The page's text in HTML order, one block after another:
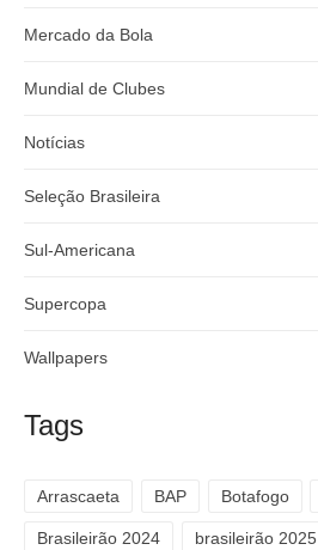
Mercado da Bola
Mundial de Clubes
Notícias
Seleção Brasileira
Sul-Americana
Supercopa
Wallpapers
Tags
Arrascaeta BAP Botafogo
Brasileirão 2024 brasileirão 2025